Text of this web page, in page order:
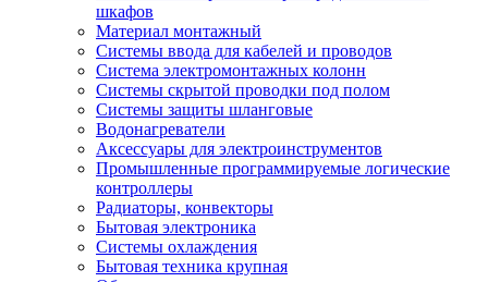
шкафов
Материал монтажный
Системы ввода для кабелей и проводов
Система электромонтажных колонн
Системы скрытой проводки под полом
Системы защиты шланговые
Водонагреватели
Аксессуары для электроинструментов
Промышленные программируемые логические
контроллеры
Радиаторы, конвекторы
Бытовая электроника
Системы охлаждения
Бытовая техника крупная